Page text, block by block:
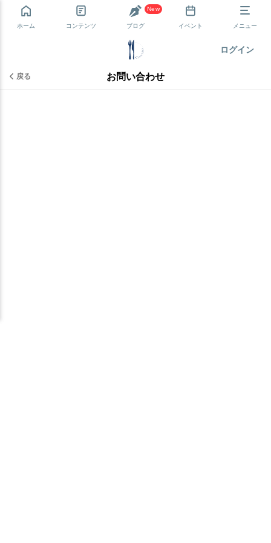
ホーム コンテンツ
New
ブログ イベント メニュー
ログイン
戻る お問い合わせ